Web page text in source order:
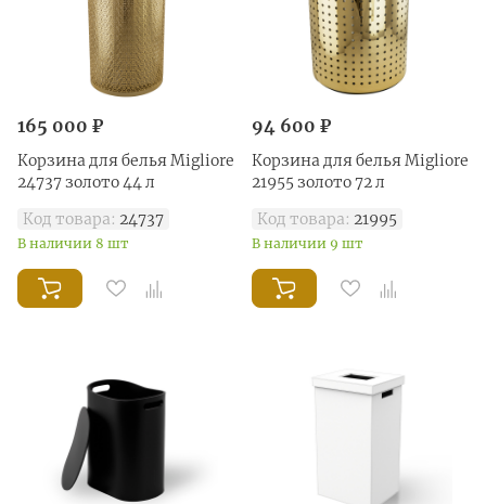
165 000 ₽
Корзина для белья Migliore
24737 золото 44 л
Код товара: 24737
В наличии 8 шт
94 600 ₽
Корзина для белья Migliore
21955 золото 72 л
Код товара: 21995
В наличии 9 шт